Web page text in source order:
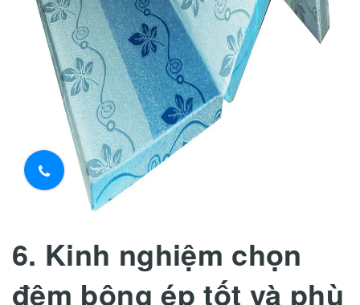
6. Kinh nghiệm chọn
đệm bông ép tốt và phù